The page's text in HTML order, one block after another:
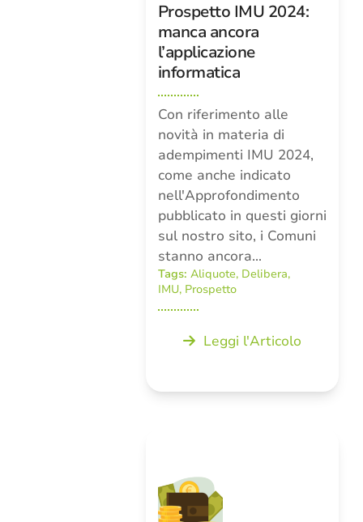
Prospetto IMU 2024:
manca ancora
l’applicazione
informatica
Con riferimento alle
novità in materia di
adempimenti IMU 2024,
come anche indicato
nell'Approfondimento
pubblicato in questi giorni
sul nostro sito, i Comuni
stanno ancora…
Tags: Aliquote, Delibera,
IMU, Prospetto
Leggi l'Articolo